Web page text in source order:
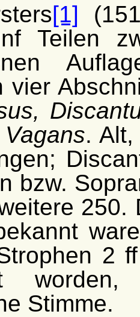
[1]
Teilen
vier
Vagans.
bzw.
250.
2
Stimme.